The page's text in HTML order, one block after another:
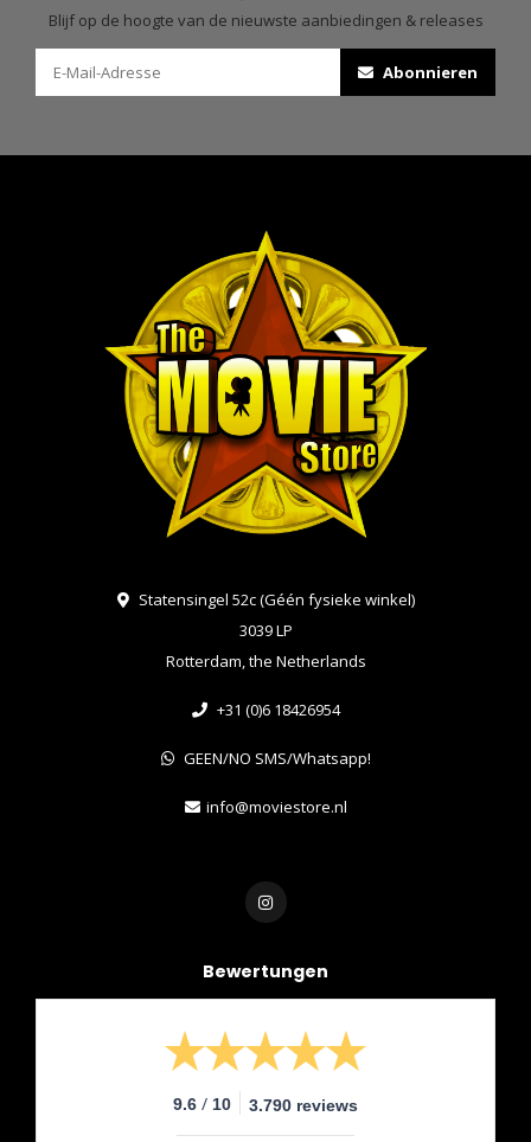
Blijf op de hoogte van de nieuwste aanbiedingen & releases
Abonnieren
Statensingel 52c (Géén fysieke winkel)
3039 LP
Rotterdam, the Netherlands
+31 (0)6 18426954
GEEN/NO SMS/Whatsapp!
info@moviestore.nl
Bewertungen
9.6 / 10 3.790 reviews